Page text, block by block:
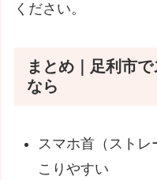
ください。
まとめ｜足利市
なら
スマホ首（ストレ
こりやすい